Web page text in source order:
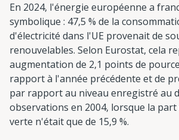
En 2024, l'énergie européenne a
symbolique : 47,5 % de la
d'électricité dans l'UE provenait de
renouvelables. Selon Eurostat, cela
augmentation de 2,1 points de
rapport à l'année précédente et de
par rapport au niveau enregistré au
observations en 2004, lorsque la
verte n'était que de 15,9 %.